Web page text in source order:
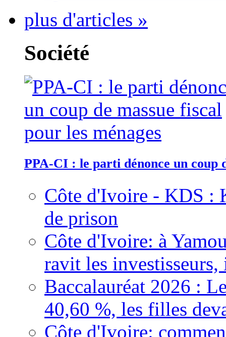
plus d'articles »
Société
PPA-CI : le parti dénonce un coup
Côte d'Ivoire - KDS :
de prison
Côte d'Ivoire: à
ravit les
Baccalauréat 2026 :
40,60 %, les filles
Côte d'Ivoire: